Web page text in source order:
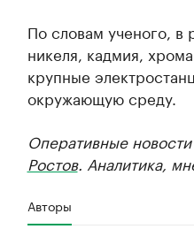
По словам ученого, в
никеля, кадмия,
крупные
окружающую среду.
Оперативные
Ростов. Аналитика,
Авторы